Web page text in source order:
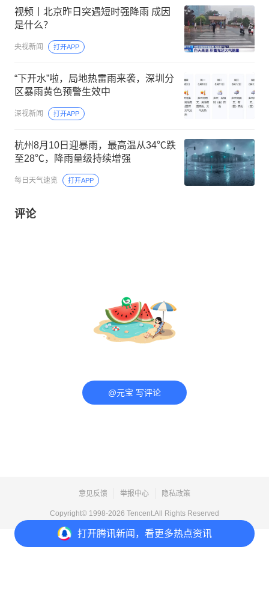
打开腾讯新闻，看更多热点资讯
视频丨北京昨日突遇短时强降雨 成因
是什么？
央视新闻 打开APP
“下开水”啦，局地热雷雨来袭，深圳分
区暴雨黄色预警生效中
深视新闻 打开APP
杭州8月10日迎暴雨，最高温从34℃跌
至28℃，降雨量级持续增强
每日天气速览 打开APP
评论
@元宝 写评论
意见反馈 举报中心 隐私政策
Copyright© 1998-2026 Tencent.All Rights Reserved